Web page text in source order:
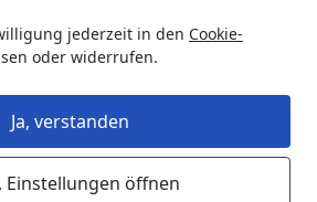
jederzeit in den Cookie-
oder widerrufen.
Ja, verstanden
Einstellungen öffnen